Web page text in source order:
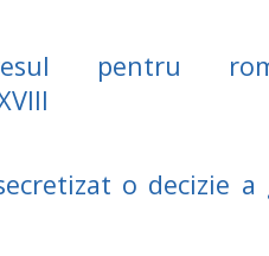
pentru
o decizie